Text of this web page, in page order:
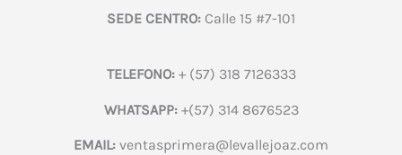
SEDE CENTRO: Calle 15 #7-101
TELEFONO:+ (57) 318 7126333
WHATSAPP:+(57) 314 8676523
EMAIL: ventasprimera@levallejoaz.com